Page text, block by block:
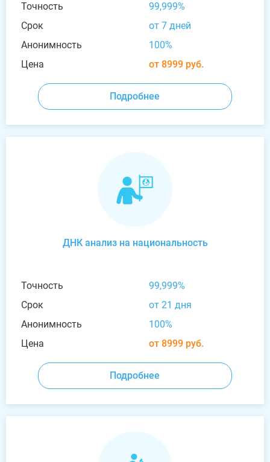
Точность
99,999%
Срок
от 7 дней
Анонимность
100%
Цена
от 8999 руб.
Подробнее
ДНК анализ на национальность
Точность
99,999%
Срок
от 21 дня
Анонимность
100%
Цена
от 8999 руб.
Подробнее